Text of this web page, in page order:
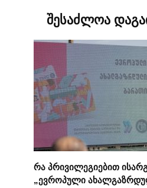
შესაძლოა
რა პრივილეგიებით
„ევროპული